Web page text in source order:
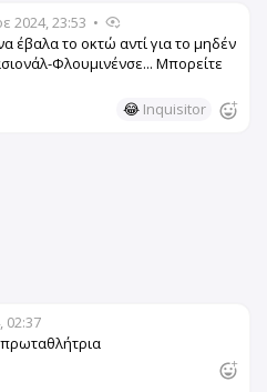
2024, 23:53 •
έβαλα το οκτώ αντί για το μηδέν
Φλουμινένσε... Μπορείτε
😂 Inquisitor
02:37